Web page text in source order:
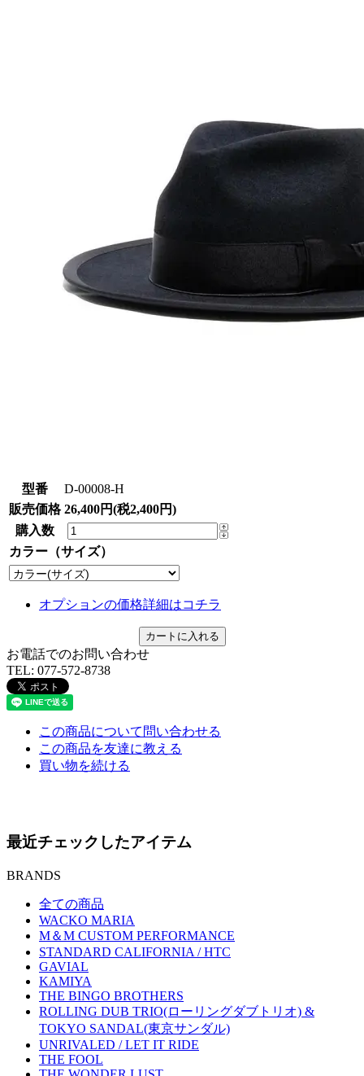
型番
D-00008-H
販売価格 26,400円(税2,400円)
購入数
カラー（サイズ）
オプションの価格詳細はコチラ
お電話でのお問い合わせ
TEL: 077-572-8738
この商品について問い合わせる
この商品を友達に教える
買い物を続ける
最近チェックしたアイテム
BRANDS
全ての商品
WACKO MARIA
M＆M CUSTOM PERFORMANCE
STANDARD CALIFORNIA / HTC
GAVIAL
KAMIYA
THE BINGO BROTHERS
ROLLING DUB TRIO(ローリングダブトリオ) &
TOKYO SANDAL(東京サンダル)
UNRIVALED / LET IT RIDE
THE FOOL